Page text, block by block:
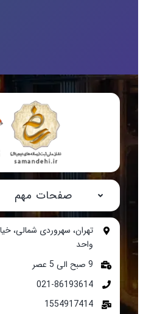
صفحات مهم
واحد
9 صبح الی 5 عصر
021-86193614
1554917414